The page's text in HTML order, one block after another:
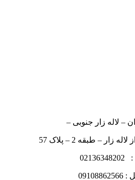
– لاله زار جنوبی –
– طبقه 2 – پلاک 57